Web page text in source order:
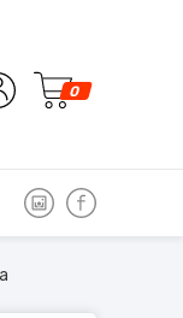
0